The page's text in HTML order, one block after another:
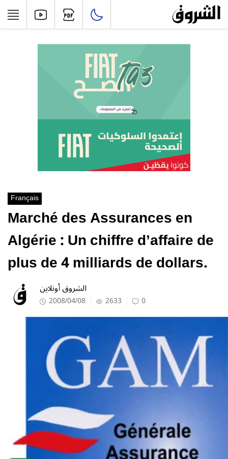
Français
Marché des Assurances en
Algérie : Un chiffre d’affaire de
plus de 4 milliards de dollars.
الشروق أونلاين
2008/04/08 2633 0